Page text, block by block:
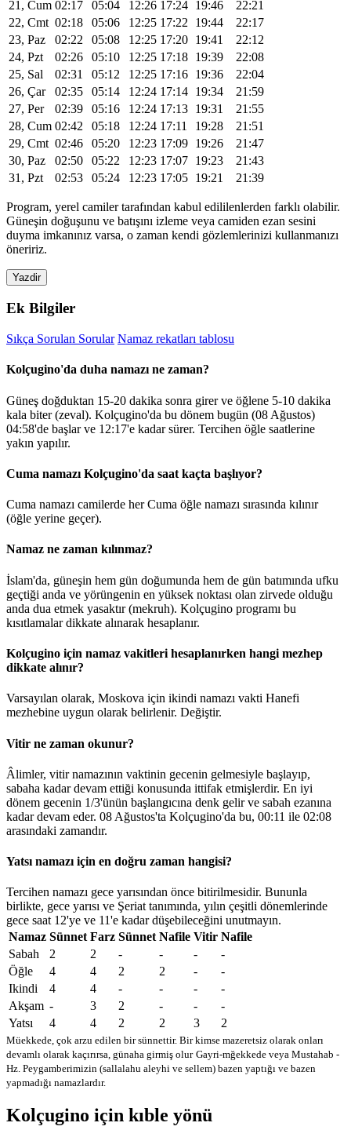
21, Cum 02:17 05:04 12:26 17:24 19:46
22:21
22, Cmt 02:18 05:06 12:25 17:22 19:44
22:17
23, Paz
02:22 05:08 12:25 17:20 19:41
22:12
24, Pzt
02:26 05:10 12:25 17:18 19:39
22:08
25, Sal
02:31 05:12 12:25 17:16 19:36
22:04
26, Çar
02:35 05:14 12:24 17:14 19:34
21:59
27, Per
02:39 05:16 12:24 17:13 19:31
21:55
28, Cum 02:42 05:18 12:24 17:11 19:28
21:51
29, Cmt 02:46 05:20 12:23 17:09 19:26
21:47
30, Paz
02:50 05:22 12:23 17:07 19:23
21:43
31, Pzt
02:53 05:24 12:23 17:05 19:21 21:39
Program, yerel camiler tarafından kabul edililenlerden farklı olabilir.
Güneşin doğuşunu ve batışını izleme veya camiden ezan sesini
duyma imkanınız varsa, o zaman kendi gözlemlerinizi kullanmanızı
öneririz.
Yazdir
Ek Bilgiler
Sıkça Sorulan Sorular Namaz rekatları tablosu
Kolçugino'da duha namazı ne zaman?
Güneş doğduktan 15-20 dakika sonra girer ve öğlene 5-10 dakika
kala biter (zeval). Kolçugino'da bu dönem bugün (08 Ağustos)
04:58'de başlar ve 12:17'e kadar sürer. Tercihen öğle saatlerine
yakın yapılır.
Cuma namazı Kolçugino'da saat kaçta başlıyor?
Cuma namazı camilerde her Cuma öğle namazı sırasında kılınır
(öğle yerine geçer).
Namaz ne zaman kılınmaz?
İslam'da, güneşin hem gün doğumunda hem de gün batımında ufku
geçtiği anda ve yörüngenin en yüksek noktası olan zirvede olduğu
anda dua etmek yasaktır (mekruh). Kolçugino programı bu
kısıtlamalar dikkate alınarak hesaplanır.
Kolçugino için namaz vakitleri hesaplanırken hangi mezhep
dikkate alınır?
Varsayılan olarak, Moskova için ikindi namazı vakti Hanefi
mezhebine uygun olarak belirlenir. Değiştir.
Vitir ne zaman okunur?
Âlimler, vitir namazının vaktinin gecenin gelmesiyle başlayıp,
sabaha kadar devam ettiği konusunda ittifak etmişlerdir. En iyi
dönem gecenin 1/3'ünün başlangıcına denk gelir ve sabah ezanına
kadar devam eder. 08 Ağustos'ta Kolçugino'da bu, 00:11 ile 02:08
arasındaki zamandır.
Yatsı namazı için en doğru zaman hangisi?
Tercihen namazı gece yarısından önce bitirilmesidir. Bununla
birlikte, gece yarısı ve Şeriat tanımında, yılın çeşitli dönemlerinde
gece saat 12'ye ve 11'e kadar düşebileceğini unutmayın.
Namaz Sünnet Farz Sünnet Nafile Vitir Nafile
Sabah
2 2 - - -
-
Öğle
4 4 2 2 -
-
Ikindi
4 4 - - -
-
Akşam - 3 2 - -
-
Yatsı
4 4 2 2 3 2
Müekkede, çok arzu edilen bir sünnettir. Bir kimse mazeretsiz olarak onları
devamlı olarak kaçırırsa, günaha girmiş olur Gayri-mğekkede veya Mustahab -
Hz. Peygamberimizin (sallalahu aleyhi ve sellem) bazen yaptığı ve bazen
yapmadığı namazlardır.
Kolçugino için kıble yönü